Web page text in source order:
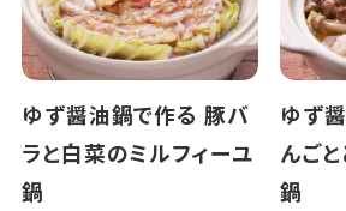
ゆず醤油鍋で作る 豚バ
ラと白菜のミルフィーユ
鍋
ゆず
んご
鍋